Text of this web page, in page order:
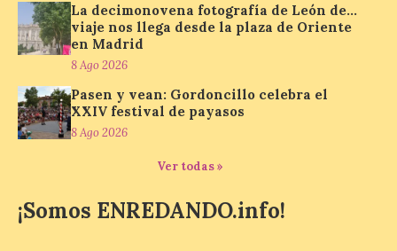
Conceyu País Llionés y el Diario de
Turismo, Ocio e Información para
jóvenes “Enredando.info”. Miguel Robles
nos envía la vigésima fotografía de […]
Concierto del Iberia
Marimba Ensemble en la
Plaza del Ayuntamiento de
9 Ago 2026
La decimonovena fotografía de León de…
viaje nos llega desde la plaza de Oriente
en Madrid
8 Ago 2026
Pasen y vean: Gordoncillo celebra el
XXIV festival de payasos
8 Ago 2026
Ver todas »
¡Somos ENREDANDO.info!